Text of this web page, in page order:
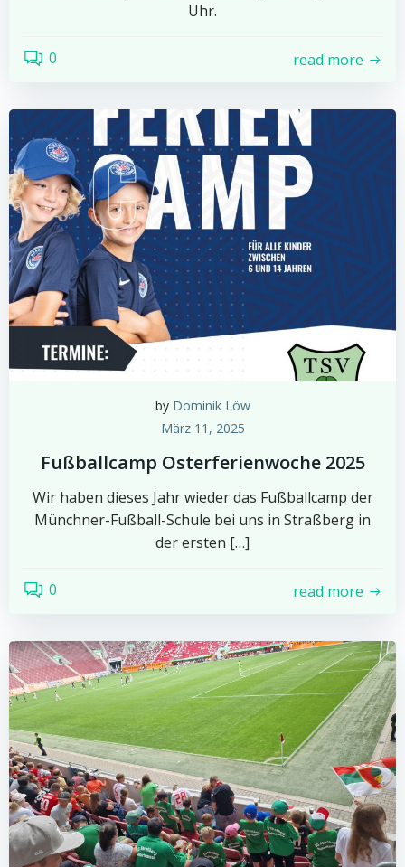
Uhr.
0 read more
by Dominik Löw
März 11, 2025
Fußballcamp Osterferienwoche 2025
Wir haben dieses Jahr wieder das Fußballcamp der
Münchner-Fußball-Schule bei uns in Straßberg in
der ersten […]
0 read more